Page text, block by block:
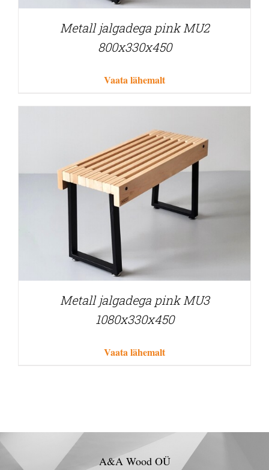
Metall jalgadega pink MU2
800x330x450
Vaata lähemalt
Metall jalgadega pink MU3
1080x330x450
Vaata lähemalt
A&A Wood OÜ